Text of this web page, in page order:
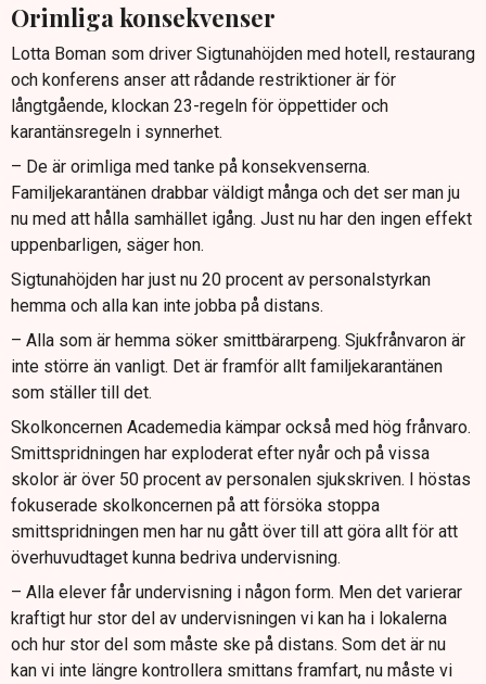
Orimliga konsekvenser
Lotta Boman som driver Sigtunahöjden med hotell, restaurang
och konferens anser att rådande restriktioner är för
långtgående, klockan 23-regeln för öppettider och
karantänsregeln i synnerhet.
– De är orimliga med tanke på konsekvenserna.
Familjekarantänen drabbar väldigt många och det ser man ju
nu med att hålla samhället igång. Just nu har den ingen effekt
uppenbarligen, säger hon.
Sigtunahöjden har just nu 20 procent av personalstyrkan
hemma och alla kan inte jobba på distans.
– Alla som är hemma söker smittbärarpeng. Sjukfrånvaron är
inte större än vanligt. Det är framför allt familjekarantänen
som ställer till det.
Skolkoncernen Academedia kämpar också med hög frånvaro.
Smittspridningen har exploderat efter nyår och på vissa
skolor är över 50 procent av personalen sjukskriven. I höstas
fokuserade skolkoncernen på att försöka stoppa
smittspridningen men har nu gått över till att göra allt för att
överhuvudtaget kunna bedriva undervisning.
– Alla elever får undervisning i någon form. Men det varierar
kraftigt hur stor del av undervisningen vi kan ha i lokalerna
och hur stor del som måste ske på distans. Som det är nu
kan vi inte längre kontrollera smittans framfart, nu måste vi